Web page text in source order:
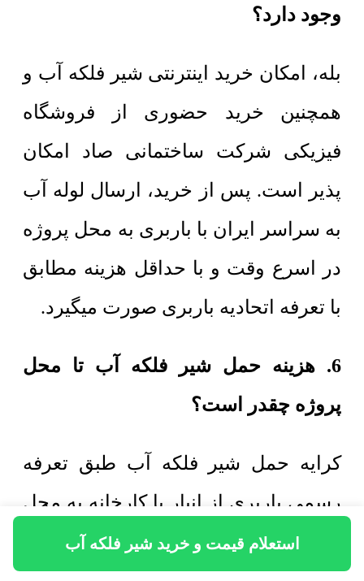
استعلام قیمت و خرید شیر فلکه آب
وجود دارد؟
بله، امکان خرید اینترنتی شیر فلکه آب و
همچنین خرید حضوری از فروشگاه
فیزیکی شرکت ساختمانی صاد امکان
پذیر است. پس از خرید، ارسال لوله آب
به سراسر ایران با باربری به محل پروژه
در اسرع وقت و با حداقل هزینه مطابق
با تعرفه اتحادیه باربری صورت میگیرد.
6. هزینه حمل شیر فلکه آب تا محل
پروژه چقدر است؟
کرایه حمل شیر فلکه آب طبق تعرفه
رسمی باربری از انبار یا کارخانه به محل
پروژه محاسبه میشود. باربری عضو